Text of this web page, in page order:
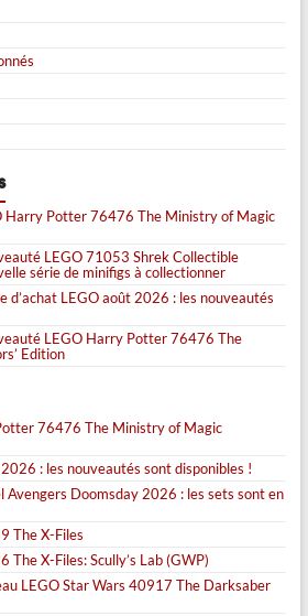
Harry Potter 76476 The Ministry of Magic
LEGO 71053 Shrek Collectible
série de minifigs à collectionner
d’achat LEGO août 2026 : les nouveautés
LEGO Harry Potter 76476 The
Edition
76476 The Ministry of Magic
: les nouveautés sont disponibles !
Avengers Doomsday 2026 : les sets sont en
The X-Files
The X-Files: Scully’s Lab (GWP)
LEGO Star Wars 40917 The Darksaber